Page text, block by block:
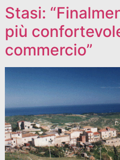
Stasi:
più
commercio”